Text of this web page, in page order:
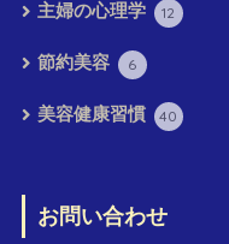
主婦の心理学 12
節約美容 6
美容健康習慣 40
お問い合わせ